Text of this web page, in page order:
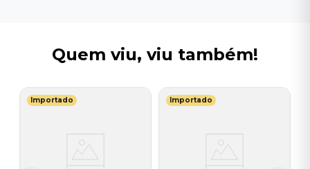
Quem viu, viu também!
Importado Importado